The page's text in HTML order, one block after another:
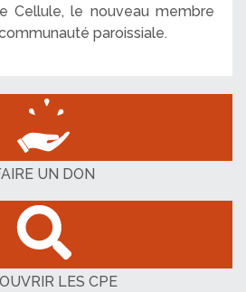
Cellule, le nouveau membre
paroissiale.
UN DON
LES CPE